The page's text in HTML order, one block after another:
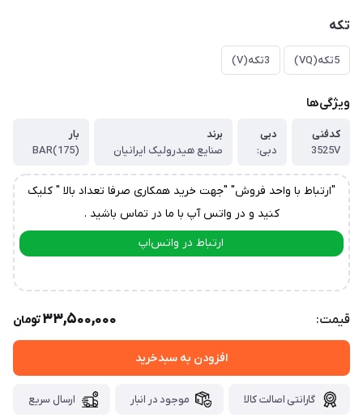
تکه
5تکه(VQ) 3تکه(V)
ویژگی‌ها
کدفنی
3525V
دبی
دبی:
برند
صنایع هیدرولیک ایرانیان
بار
(175)BAR
"ارتباط با واحد فروش" "جهت خرید همکاری صرفا تعداد بالا " کلیک
کنید و در واتس آپ با ما در تماس باشید .
ارتباط در واتس‌اپ
قیمت: 33,500,000تومان
افزودن به سبدخرید
گارانتی اصالت کالا موجود در انبار ارسال سریع